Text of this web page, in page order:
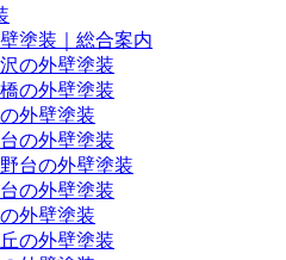
塗装｜総合案内
の外壁塗装
の外壁塗装
外壁塗装
の外壁塗装
台の外壁塗装
の外壁塗装
外壁塗装
の外壁塗装